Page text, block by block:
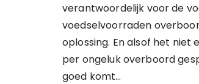
verantwoordelijk voor de
voedselvoorraden
oplossing. En alsof het niet
per ongeluk overboord
goed komt…